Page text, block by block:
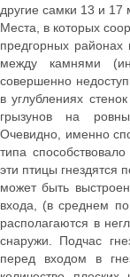
другие самки 13 и 17
Места, в которых
предгорных районах
между камнями
совершенно
в углублениях
грызунов на
Очевидно, именно
типа
эти птицы гнездятся
может быть
входа, (в среднем
располагаются в
снаружи. Подчас
перед входом в